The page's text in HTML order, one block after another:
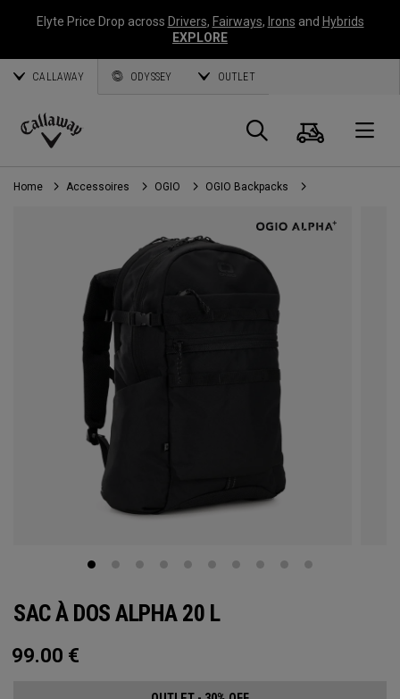
Elyte Price Drop across Drivers, Fairways, Irons and Hybrids
EXPLORE
CALLAWAY ODYSSEY OUTLET
Callaway
Golf
Panier
Home Accessoires OGIO OGIO Backpacks
SAC À DOS ALPHA 20 L
99.00 €